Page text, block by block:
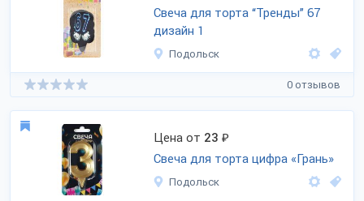
Свеча для торта “Тренды” 67
дизайн 1
Подольск
0 отзывов
Цена от 23 ₽
Свеча для торта цифра «Грань»
Подольск